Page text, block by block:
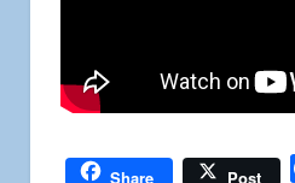
Share Post